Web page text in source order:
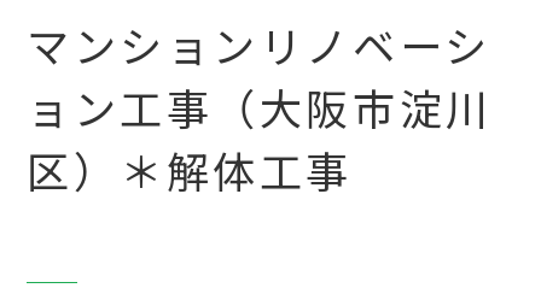
マンションリノベーシ
ョン工事（大阪市淀川
区）＊解体工事